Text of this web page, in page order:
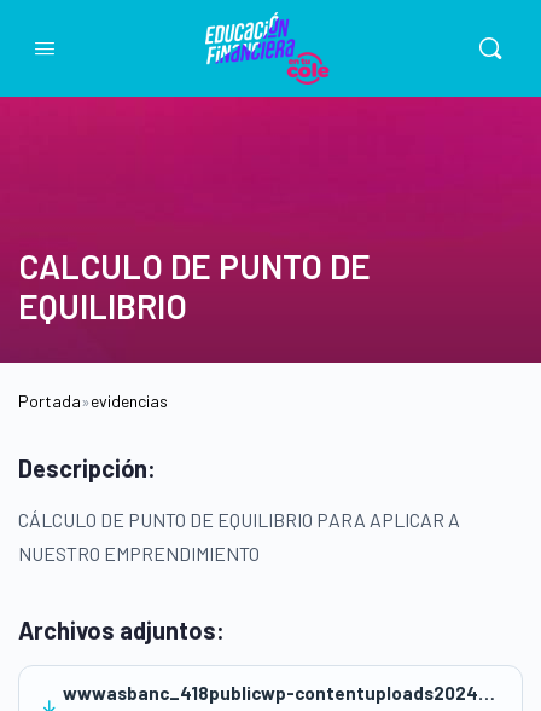
CALCULO DE PUNTO DE
EQUILIBRIO
Portada»evidencias
Descripción:
CÁLCULO DE PUNTO DE EQUILIBRIO PARA APLICAR A
NUESTRO EMPRENDIMIENTO
Archivos adjuntos:
wwwasbanc_418publicwp-contentuploads202409Sesion-PUNTO-DE-EQUILIBRIO.docx